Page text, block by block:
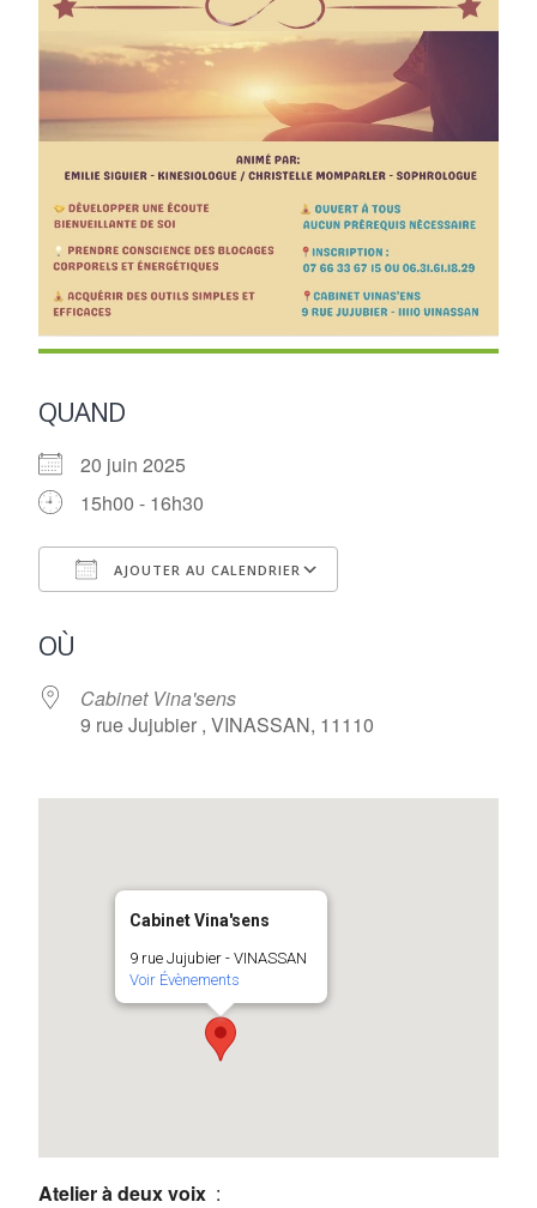
QUAND
20 juin 2025
15h00 - 16h30
AJOUTER AU CALENDRIER
OÙ
Cabinet Vina'sens
9 rue Jujubier , VINASSAN, 11110
Cabinet Vina'sens
9 rue Jujubier - VINASSAN
Voir Évènements
Atelier à deux voix :